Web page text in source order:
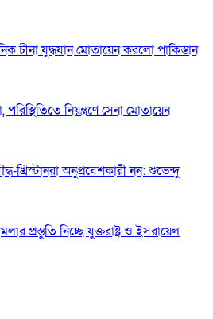
চীনা যুদ্ধযান মোতায়েন করলো পাকিস্তান
পরিস্থিতিতে নিয়ন্ত্রণে সেনা মোতায়েন
খ্রিস্টানরা অনুপ্রবেশকারী নন: শুভেন্দু
প্রস্তুতি নিচ্ছে যুক্তরাষ্ট্র ও ইসরায়েল